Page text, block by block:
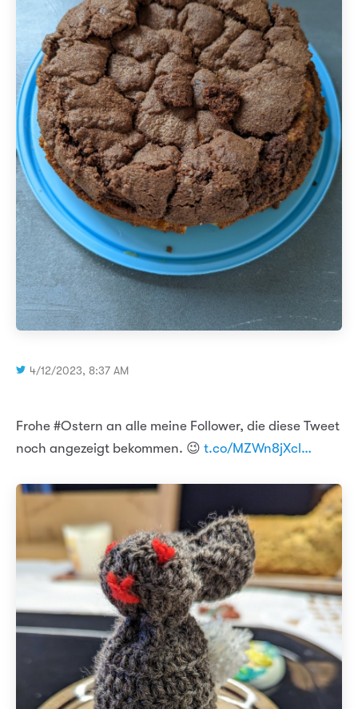
4/12/2023, 8:37 AM
Frohe #Ostern an alle meine Follower, die diese Tweet
noch angezeigt bekommen. 😉 t.co/MZWn8jXcl…